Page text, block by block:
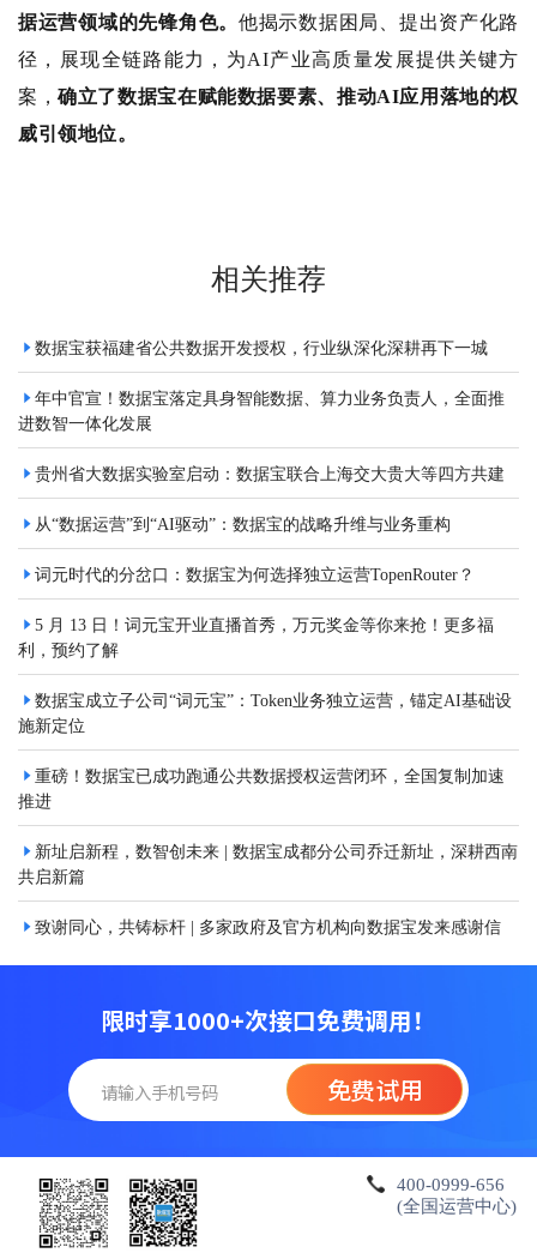
据运营领域的先锋角色。 他揭示数据困局、提出资产化路
径，展现全链路能力，为AI产业高质量发展提供关键方
案，确立了数据宝在赋能数据要素、推动AI应用落地的权
威引领地位。
相关推荐
数据宝获福建省公共数据开发授权，行业纵深化深耕再下一城
年中官宣！数据宝落定具身智能数据、算力业务负责人，全面推
进数智一体化发展
贵州省大数据实验室启动：数据宝联合上海交大贵大等四方共建
从“数据运营”到“AI驱动”：数据宝的战略升维与业务重构
词元时代的分岔口：数据宝为何选择独立运营TopenRouter？
5 月 13 日！词元宝开业直播首秀，万元奖金等你来抢！更多福
利，预约了解
数据宝成立子公司“词元宝”：Token业务独立运营，锚定AI基础设
施新定位
重磅！数据宝已成功跑通公共数据授权运营闭环，全国复制加速
推进
新址启新程，数智创未来 | 数据宝成都分公司乔迁新址，深耕西南
共启新篇
致谢同心，共铸标杆 | 多家政府及官方机构向数据宝发来感谢信
400-0999-656
(全国运营中心)